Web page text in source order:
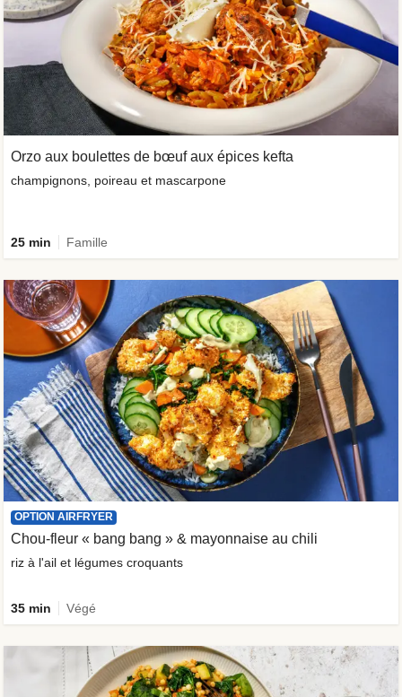
Orzo aux boulettes de bœuf aux épices kefta
champignons, poireau et mascarpone
25 min Famille
OPTION AIRFRYER
Chou-fleur « bang bang » & mayonnaise au chili
riz à l'ail et légumes croquants
35 min Végé